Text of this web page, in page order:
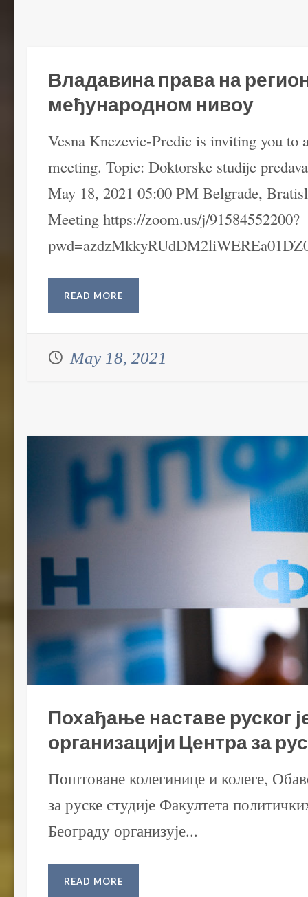
Владавина права на
међународном нивоу
Vesna Knezevic-Predic is inviting you to
meeting. Topic: Doktorske studije
May 18, 2021 05:00 PM Belgrade,
Meeting https://zoom.us/j/91584552200?
READ MORE
May 18, 2021
Похађање наставе руског
организацији Центра за
Поштоване колегинице и колеге,
за руске студије Факултета
Београду организује...
READ MORE